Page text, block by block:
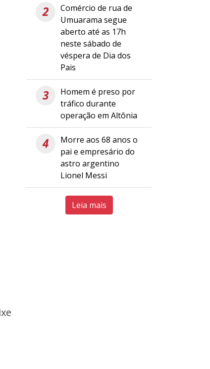
2
Comércio de rua de
Umuarama segue
aberto até as 17h
neste sábado de
véspera de Dia dos
Pais
3
Homem é preso por
tráfico durante
operação em Altônia
4
Morre aos 68 anos o
pai e empresário do
astro argentino
Lionel Messi
Leia mais